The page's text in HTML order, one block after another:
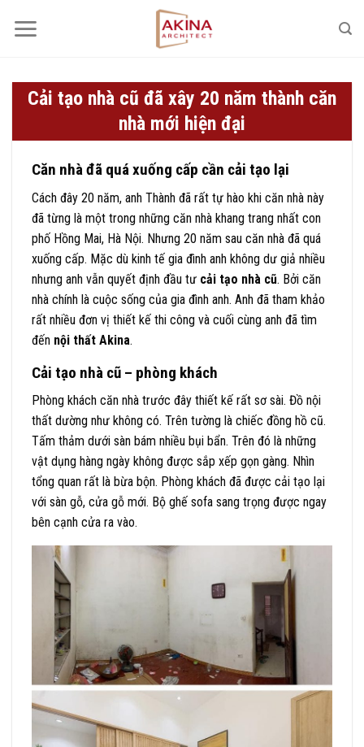
qua
Cải tạo nhà cũ đã xây 20 năm thành căn
nhà mới hiện đại
Căn nhà đã quá xuống cấp cần cải tạo lại
Cách đây 20 năm, anh Thành đã rất tự hào khi căn nhà này
đã từng là một trong những căn nhà khang trang nhất con
phố Hồng Mai, Hà Nội. Nhưng 20 năm sau căn nhà đã quá
xuống cấp. Mặc dù kinh tế gia đình anh không dư giả nhiều
nhưng anh vẫn quyết định đầu tư cải tạo nhà cũ. Bởi căn
nhà chính là cuộc sống của gia đình anh. Anh đã tham khảo
rất nhiều đơn vị thiết kế thi công và cuối cùng anh đã tìm
đến nội thất Akina.
Cải tạo nhà cũ – phòng khách
Phòng khách căn nhà trước đây thiết kế rất sơ sài. Đồ nội
thất dường như không có. Trên tường là chiếc đồng hồ cũ.
Tấm thảm dưới sàn bám nhiều bụi bẩn. Trên đó là những
vật dụng hàng ngày không được sắp xếp gọn gàng. Nhìn
tổng quan rất là bừa bộn. Phòng khách đã được cải tạo lại
với sàn gỗ, cửa gỗ mới. Bộ ghế sofa sang trọng được ngay
bên cạnh cửa ra vào.